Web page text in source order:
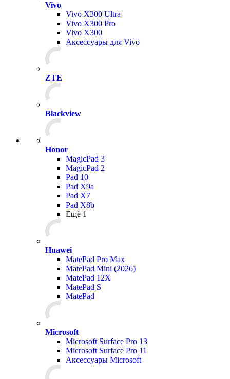
Vivo
Vivo X300 Ultra
Vivo X300 Pro
Vivo X300
Аксессуары для Vivo
ZTE
Blackview
Honor
MagicPad 3
MagicPad 2
Pad 10
Pad X9a
Pad X7
Pad X8b
Ещё 1
Huawei
MatePad Pro Max
MatePad Mini (2026)
MatePad 12X
MatePad S
MatePad
Microsoft
Microsoft Surface Pro 13
Microsoft Surface Pro 11
Аксессуары Microsoft